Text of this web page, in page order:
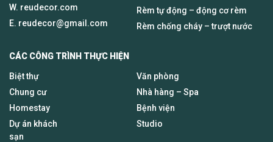
W. reudecor.com
E. reudecor@gmail.com
Rèm tự động – động cơ rèm
Rèm chống cháy – trượt nước
CÁC CÔNG TRÌNH THỰC HIỆN
Biệt thự
Chung cư
Homestay
Dự án khách
sạn
Văn phòng
Nhà hàng – Spa
Bệnh viện
Studio